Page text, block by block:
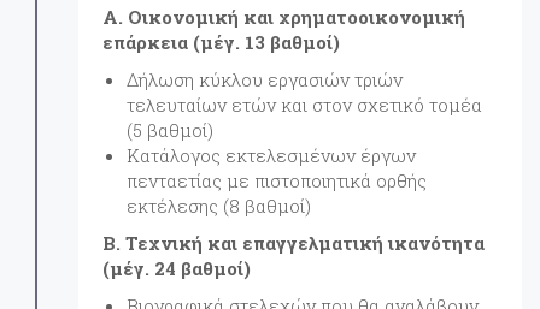
Α. Οικονομική και χρηματοοικονομική
επάρκεια (μέγ. 13 βαθμοί)
Δήλωση κύκλου εργασιών τριών
τελευταίων ετών και στον σχετικό τομέα
(5 βαθμοί)
Κατάλογος εκτελεσμένων έργων
πενταετίας με πιστοποιητικά ορθής
εκτέλεσης (8 βαθμοί)
Β. Τεχνική και επαγγελματική ικανότητα
(μέγ. 24 βαθμοί)